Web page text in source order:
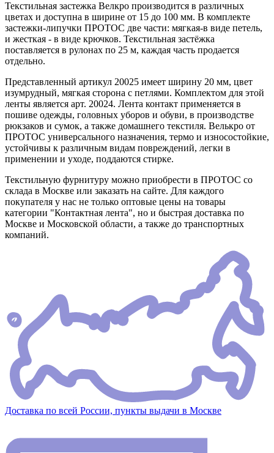
Текстильная застежка Велкро производится в различных
цветах и доступна в ширине от 15 до 100 мм. В комплекте
застежки-липучки ПРОТОС две части: мягкая-в виде петель,
и жесткая - в виде крючков. Текстильная застёжка
поставляется в рулонах по 25 м, каждая часть продается
отдельно.
Представленный артикул 20025 имеет ширину 20 мм, цвет
изумрудный, мягкая сторона с петлями. Комплектом для этой
ленты является арт. 20024. Лента контакт применяется в
пошиве одежды, головных уборов и обуви, в производстве
рюкзаков и сумок, а также домашнего текстиля. Велькро от
ПРОТОС универсального назначения, термо и износостойкие,
устойчивы к различным видам повреждений, легки в
применении и уходе, поддаются стирке.
Текстильную фурнитуру можно приобрести в ПРОТОС со
склада в Москве или заказать на сайте. Для каждого
покупателя у нас не только оптовые цены на товары
категории "Контактная лента", но и быстрая доставка по
Москве и Московской области, а также до транспортных
компаний.
Доставка по всей России, пункты выдачи в Москве